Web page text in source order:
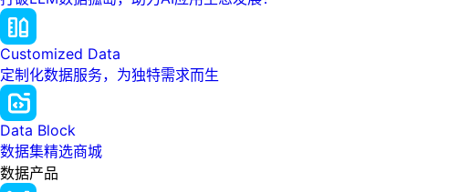
Customized Data
定制化数据服务，为独特需求而生
Data Block
数据集精选商城
数据产品